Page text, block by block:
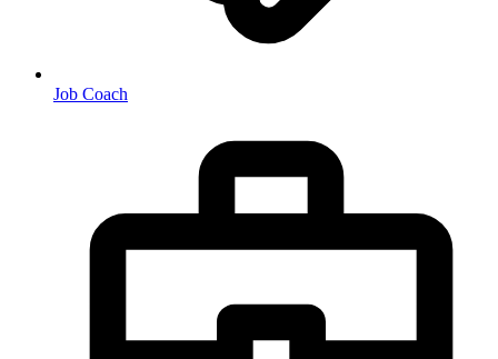
Job Coach